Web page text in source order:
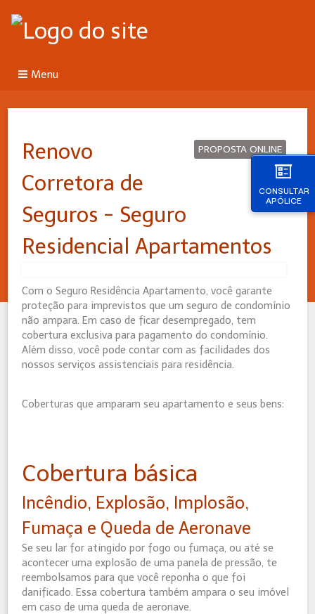
CONSULTAR
APÓLICE
Menu
PROPOSTA ONLINE
Renovo
Corretora de
Seguros - Seguro
Residencial Apartamentos
Com o Seguro Residência Apartamento, você garante
proteção para imprevistos que um seguro de condomínio
não ampara. Em caso de ficar desempregado, tem
cobertura exclusiva para pagamento do condomínio.
Além disso, você pode contar com as facilidades dos
nossos serviços assistenciais para residência.
Coberturas que amparam seu apartamento e seus bens:
Cobertura básica
Incêndio, Explosão, Implosão,
Fumaça e Queda de Aeronave
Se seu lar for atingido por fogo ou fumaça, ou até se
acontecer uma explosão de uma panela de pressão, te
reembolsamos para que você reponha o que foi
danificado. Essa cobertura também ampara o seu imóvel
em caso de uma queda de aeronave.